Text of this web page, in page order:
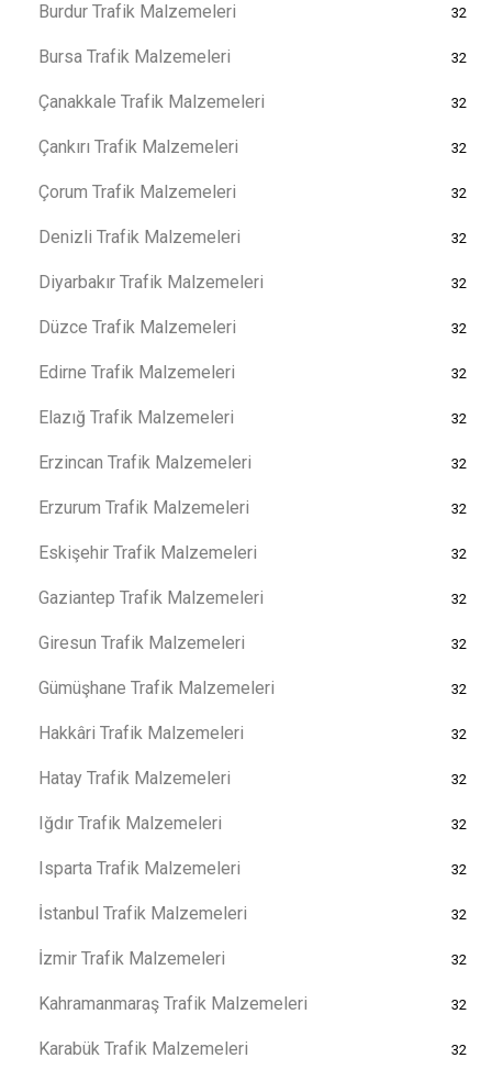
Burdur Trafik Malzemeleri 32
Bursa Trafik Malzemeleri 32
Çanakkale Trafik Malzemeleri 32
Çankırı Trafik Malzemeleri 32
Çorum Trafik Malzemeleri 32
Denizli Trafik Malzemeleri 32
Diyarbakır Trafik Malzemeleri 32
Düzce Trafik Malzemeleri 32
Edirne Trafik Malzemeleri 32
Elazığ Trafik Malzemeleri 32
Erzincan Trafik Malzemeleri 32
Erzurum Trafik Malzemeleri 32
Eskişehir Trafik Malzemeleri 32
Gaziantep Trafik Malzemeleri 32
Giresun Trafik Malzemeleri 32
Gümüşhane Trafik Malzemeleri 32
Hakkâri Trafik Malzemeleri 32
Hatay Trafik Malzemeleri 32
Iğdır Trafik Malzemeleri 32
Isparta Trafik Malzemeleri 32
İstanbul Trafik Malzemeleri 32
İzmir Trafik Malzemeleri 32
Kahramanmaraş Trafik Malzemeleri 32
Karabük Trafik Malzemeleri 32